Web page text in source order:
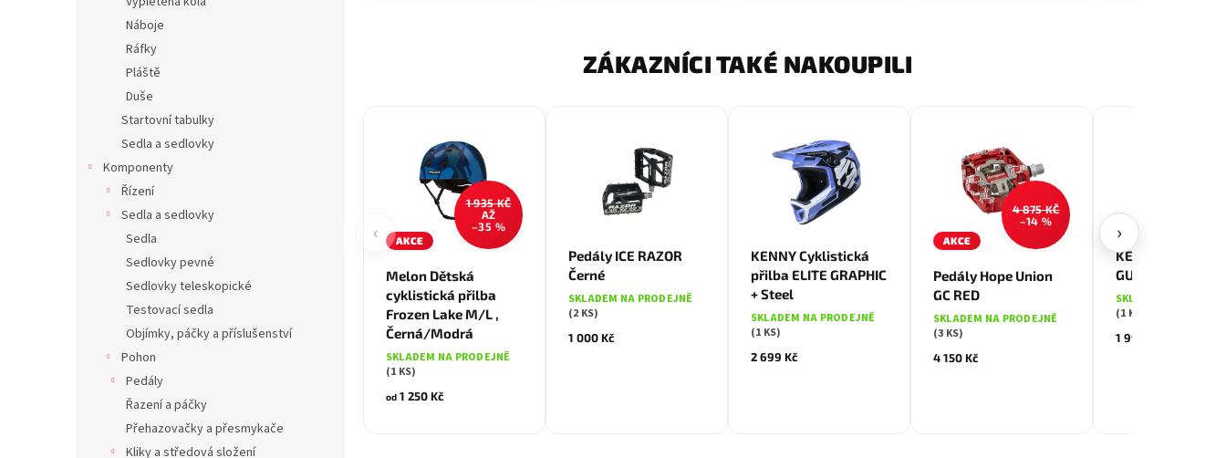
Náboje
Ráfky
Pláště
Duše
Startovní tabulky
Sedla a sedlovky
Komponenty
Řízení
Sedla a sedlovky
Sedla
Sedlovky pevné
Sedlovky teleskopické
Testovací sedla
Objímky, páčky a příslušenství
Pohon
Pedály
Řazení a páčky
Přehazovačky a přesmykače
Kliky a středová složení
ZÁKAZNÍCI TAKÉ NAKOUPILI
‹ AKCE
1 935 KČ
AŽ
–35 %
Melon Dětská
cyklistická přilba
Frozen Lake M/L ,
Černá/Modrá
SKLADEM NA PRODEJNĚ
(1 KS)
od 1 250 Kč
Černá/Modrá
Pedály ICE RAZOR
Černé
SKLADEM NA PRODEJNĚ
(2 KS)
1 000 Kč
KENNY Cyklistická
přilba ELITE GRAPHIC
+ Steel
SKLADEM NA PRODEJNĚ
(1 KS)
2 699 Kč
AKCE
4 875 KČ
–14 %
Pedály Hope Union
GC RED
SKLADEM NA PRODEJNĚ
(3 KS)
4 150 Kč
KENNY KNEE
GUARDS D3O
SKLADEM NA
(1 KS)
1 999 Kč
S
›